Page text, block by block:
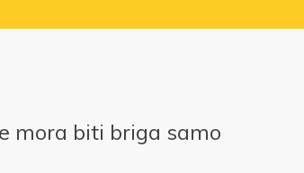
mora biti briga samo